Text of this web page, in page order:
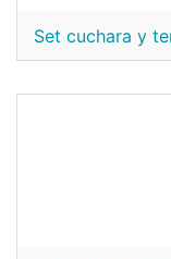
Set cuchara y